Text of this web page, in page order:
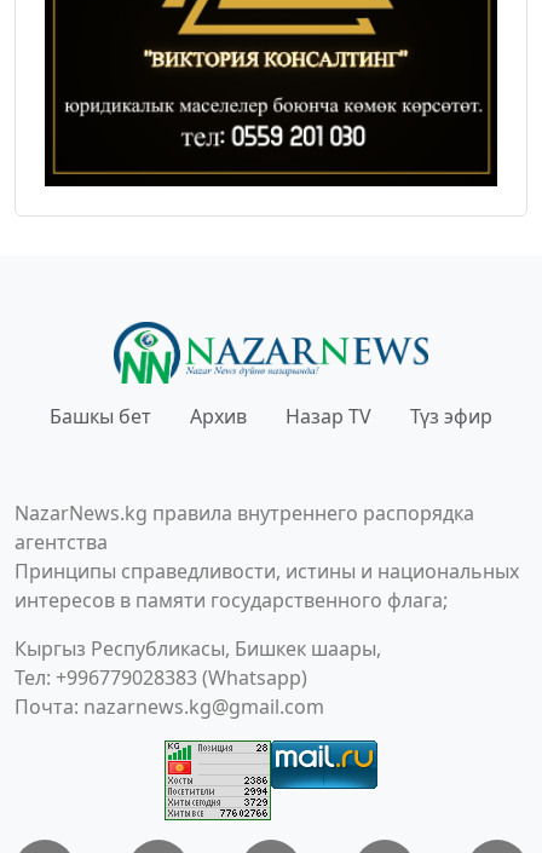
Башкы бет Архив Назар TV Түз эфир
NazarNews.kg правила внутреннего распорядка
агентства
Принципы справедливости, истины и национальных
интересов в памяти государственного флага;
Кыргыз Республикасы, Бишкек шаары,
Тел: +996779028383 (Whatsapp)
Почта: nazarnews.kg@gmail.com